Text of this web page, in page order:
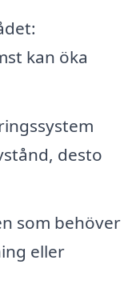
kan öka
desto
som behöver
eller